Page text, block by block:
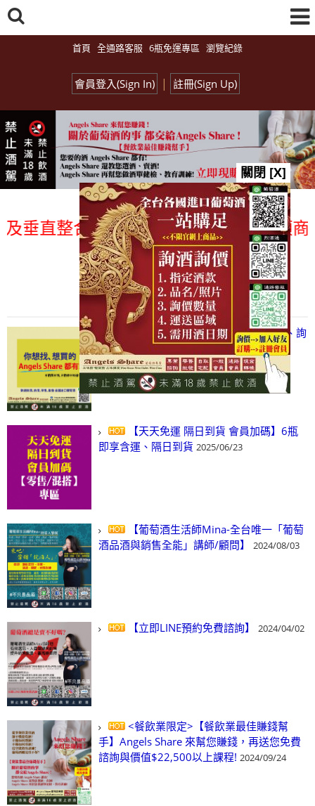
首頁 全通路客服 6瓶免運專區 瀏覽紀錄
會員登入(Sign In) | 註冊(Sign Up)
直整合、一次購足」各國進口酒類商品
總覽-促銷&活動
all events
【凡酒問Angels Share】線上選酒、詢
(尋)酒、詢價、零售、批發，看這裡!
2024/03/01
【天天免運 隔日到貨 會員加碼】6瓶
即享含運、隔日到貨 2025/06/23
【葡萄酒生活師Mina-全台唯一「葡萄
酒品酒與銷售全能」講師/顧問】
2024/08/03
【立即LINE預約免費諮詢】 2024/04/02
<餐飲業限定>【餐飲業最佳賺錢幫
手】Angels Share 來幫您賺錢，再送您免費
諮詢與價值$22,500以上課程! 2024/09/24
關閉 [X]